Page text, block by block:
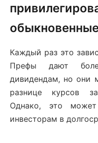
Каждый раз это
Префы дают
дивидендам, но они
разнице курсов
Однако, это
инвесторам в